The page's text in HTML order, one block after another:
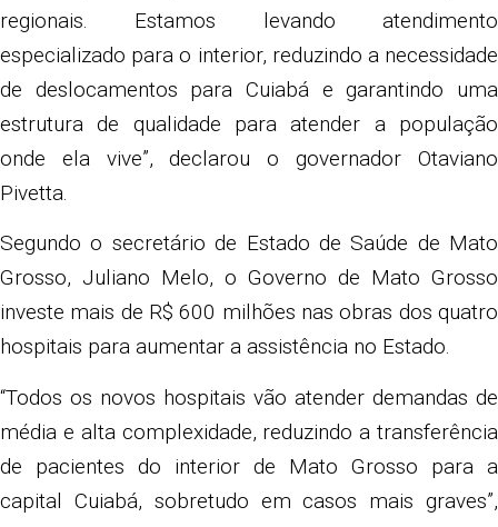
regionais. Estamos levando atendimento
especializado para o interior, reduzindo a necessidade
de deslocamentos para Cuiabá e garantindo uma
estrutura de qualidade para atender a população
onde ela vive”, declarou o governador Otaviano
Pivetta.
Segundo o secretário de Estado de Saúde de Mato
Grosso, Juliano Melo, o Governo de Mato Grosso
investe mais de R$ 600 milhões nas obras dos quatro
hospitais para aumentar a assistência no Estado.
“Todos os novos hospitais vão atender demandas de
média e alta complexidade, reduzindo a transferência
de pacientes do interior de Mato Grosso para a
capital Cuiabá, sobretudo em casos mais graves”,